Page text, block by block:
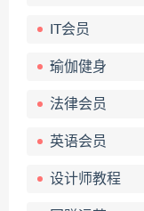
IT会员
瑜伽健身
法律会员
英语会员
设计师教程